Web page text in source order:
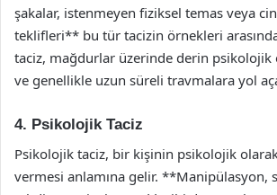
şakalar, istenmeyen fiziksel temas veya
teklifleri** bu tür tacizin örnekleri
taciz, mağdurlar üzerinde derin psikolojik
ve genellikle uzun süreli travmalara yol
4. Psikolojik Taciz
Psikolojik taciz, bir kişinin psikolojik
vermesi anlamına gelir. **Manipülasyon,